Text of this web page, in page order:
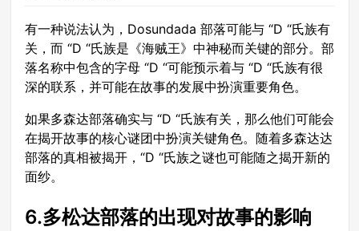
有一种说法认为，Dosundada 部落可能与 “D “氏族有
关，而 “D “氏族是《海贼王》中神秘而关键的部分。部
落名称中包含的字母 “D “可能预示着与 “D “氏族有很
深的联系，并可能在故事的发展中扮演重要角色。
如果多森达部落确实与 “D “氏族有关，那么他们可能会
在揭开故事的核心谜团中扮演关键角色。随着多森达达
部落的真相被揭开，“D “氏族之谜也可能随之揭开新的
面纱。
6.多松达部落的出现对故事的影响